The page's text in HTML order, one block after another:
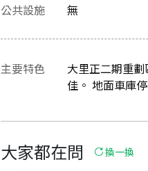
公共設施 無
主要特色
大里正二期重
佳。 地面車庫
大家都在問 換一換